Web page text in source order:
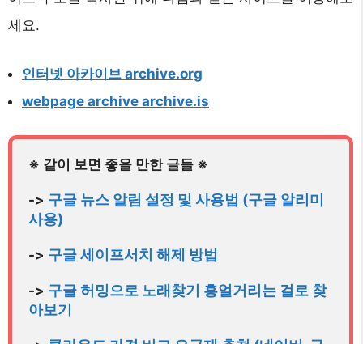
세요.
인터넷 아카이브 archive.org
webpage archive archive.is
-> 구글 뉴스 알림 설정 및 사용법 (구글 알리미
사용)
-> 구글 세이프서치 해제 방법
-> 구글 허밍으로 노래찾기 흥얼거리는 걸로 찾
아보기